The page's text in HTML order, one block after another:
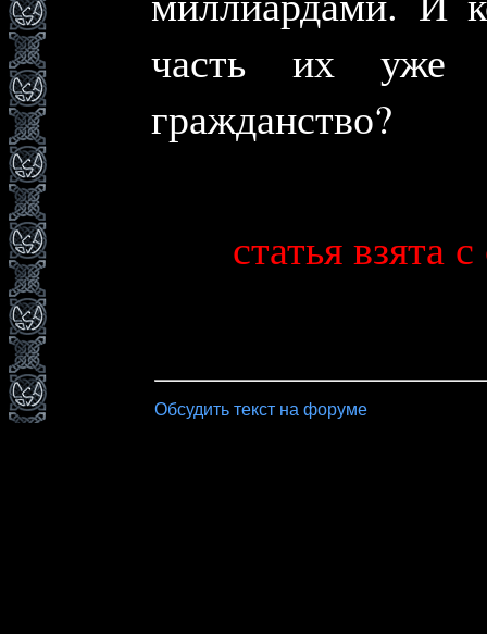
часть их уже
гражданство?
статья взята
Обсудить текст на форуме